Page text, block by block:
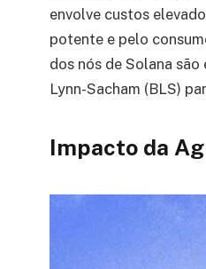
envolve custos
potente e pelo
dos nós de Solana
Lynn-Sacham (BLS)
Impacto da